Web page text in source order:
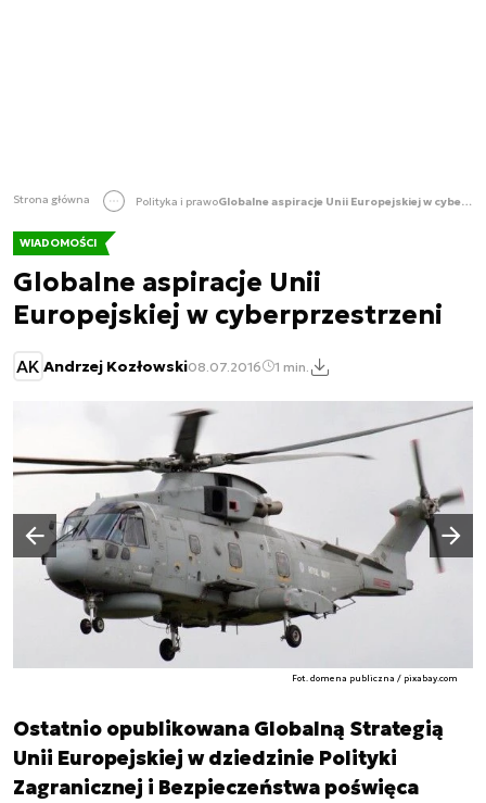
Strona główna Polityka i prawo Globalne aspiracje Unii Europejskiej w cyberprzestrzeni
WIADOMOŚCI
Globalne aspiracje Unii
Europejskiej w cyberprzestrzeni
AK Andrzej Kozłowski08.07.2016 1 min.
Fot. domena publiczna / pixabay.com
Poprzedni slajd
Następny slajd
Ostatnio opublikowana Globalną Strategią
Unii Europejskiej w dziedzinie Polityki
Zagranicznej i Bezpieczeństwa poświęca